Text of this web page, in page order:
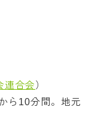
連合会 ）
ら10分間。地元